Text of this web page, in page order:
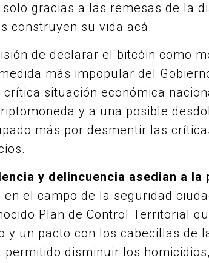
gracias a las remesas de la
construyen su vida acá.
de declarar el bitcóin como
más impopular del
crítica situación económica
y a una posible
más por desmentir las
y delincuencia asedian a la
en el campo de la seguridad
Plan de Control Territorial
y un pacto con los cabecillas de
permitido disminuir los